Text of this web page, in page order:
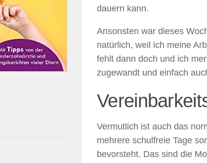
dauern kann.
Ansonsten war dieses
natürlich, weil ich meine
fehlt dann doch und ich
zugewandt und einfach
Vermutlich ist auch das
mehrere schulfreie Tage
bevorsteht. Das sind die